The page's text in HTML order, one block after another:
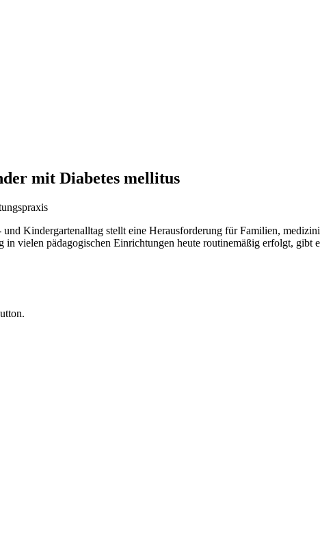
mit Diabetes mellitus
Kindergartenalltag stellt eine Herausforderung für Familien,
vielen pädagogischen Einrichtungen heute routinemäßig erfolgt, gibt